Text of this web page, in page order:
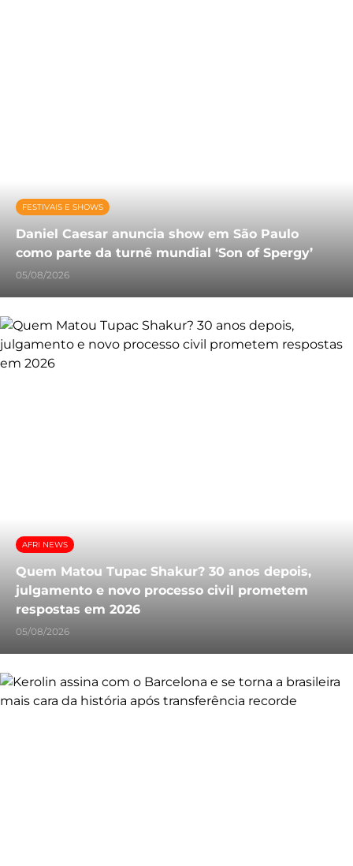
FESTIVAIS E SHOWS
Daniel Caesar anuncia show em São Paulo
como parte da turnê mundial ‘Son of Spergy’
05/08/2026
AFRI NEWS
Quem Matou Tupac Shakur? 30 anos depois,
julgamento e novo processo civil prometem
respostas em 2026
05/08/2026